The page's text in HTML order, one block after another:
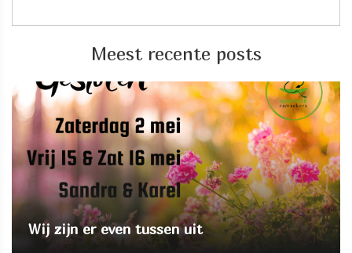
Meest recente posts
Wij zijn er even tussen uit